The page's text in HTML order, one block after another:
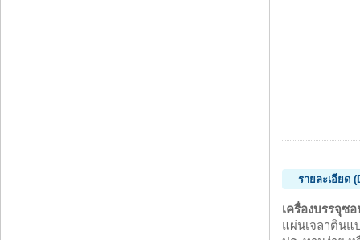
รายละเอียด
เครื่องบรรจุซ
แผ่นเจลาติน